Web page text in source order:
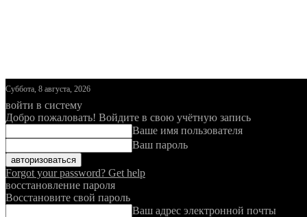
Суббота, 8 августа, 2026
войти в систему
Добро пожаловать! Войдите в свою учётную запись
Ваше имя пользователя
Ваш пароль
Forgot your password? Get help
восстановление пароля
Восстановите свой пароль
Ваш адрес электронной почты